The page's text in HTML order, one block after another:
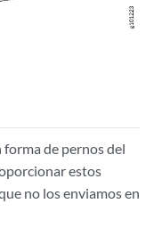
de pernos del
estos
no los enviamos en